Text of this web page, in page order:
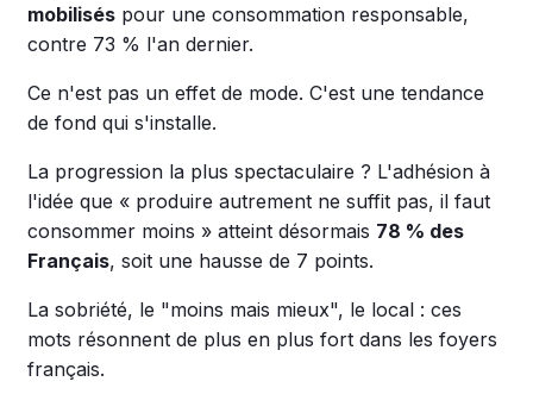
mobilisés pour une consommation responsable,
contre 73 % l'an dernier.
Ce n'est pas un effet de mode. C'est une tendance
de fond qui s'installe.
La progression la plus spectaculaire ? L'adhésion à
l'idée que « produire autrement ne suffit pas, il faut
consommer moins » atteint désormais 78 % des
Français, soit une hausse de 7 points.
La sobriété, le "moins mais mieux", le local : ces
mots résonnent de plus en plus fort dans les foyers
français.